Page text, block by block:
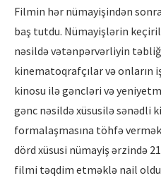
Filmin hər nümayişindən
baş tutdu. Nümayişlərin
nəsildə vətənpərvərliyin
kinematoqrafçılar və onların
kinosu ilə gəncləri və
gənc nəsildə xüsusilə sənədli
formalaşmasına töhfə
dörd xüsusi nümayiş ərzində
filmi təqdim etməklə nail